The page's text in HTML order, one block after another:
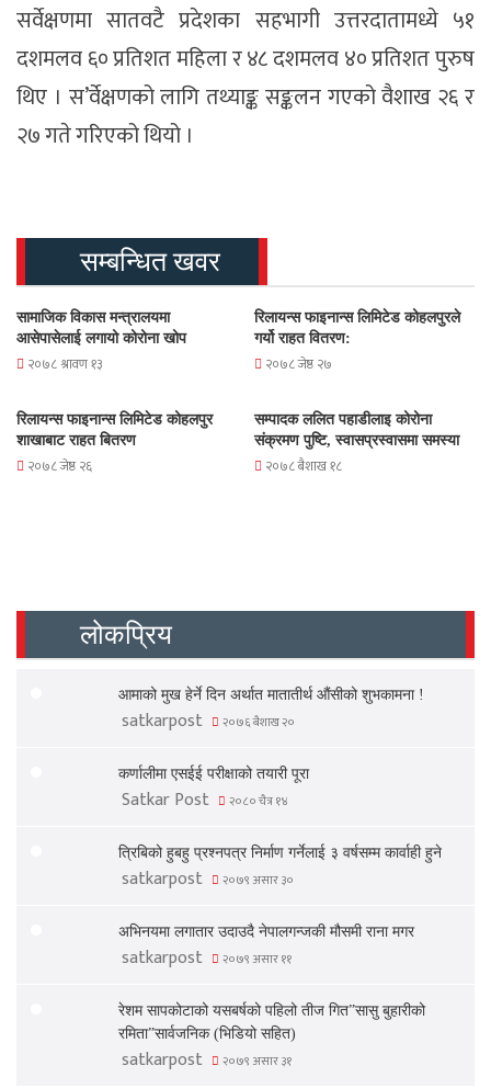
सर्वेक्षणमा सातवटै प्रदेशका सहभागी उत्तरदातामध्ये ५१
दशमलव ६० प्रतिशत महिला र ४८ दशमलव ४० प्रतिशत पुरुष
थिए । स’र्वेक्षणको लागि तथ्याङ्क सङ्कलन गएको वैशाख २६ र
२७ गते गरिएको थियो ।
सम्बन्धित खवर
सामाजिक विकास मन्त्रालयमा
आसेपासेलाई लगायो कोरोना खोप
२०७८ श्रावण १३
रिलायन्स फाइनान्स लिमिटेड कोहलपुरले
गर्यो राहत वितरण:
२०७८ जेष्ठ २७
रिलायन्स फाइनान्स लिमिटेड कोहलपुर
शाखाबाट राहत बितरण
२०७८ जेष्ठ २६
सम्पादक ललित पहाडीलाइ कोरोना
संक्रमण पुष्टि, स्वासप्रस्वासमा समस्या
२०७८ बैशाख १८
लोकप्रिय
आमाको मुख हेर्ने दिन अर्थात मातातीर्थ औंसीको शुभकामना !
satkarpost २०७६ बैशाख २०
कर्णालीमा एसईई परीक्षाको तयारी पूरा
Satkar Post २०८० चैत्र १४
त्रिबिको हुबहु प्रश्नपत्र निर्माण गर्नेलाई ३ वर्षसम्म कार्वाही हुने
satkarpost २०७९ असार ३०
अभिनयमा लगातार उदाउदै नेपालगन्जकी मौसमी राना मगर
satkarpost २०७९ असार ११
रेशम सापकोटाको यसबर्षको पहिलो तीज गित”सासु बुहारीको
रमिता”सार्वजनिक (भिडियो सहित)
satkarpost २०७९ असार ३१